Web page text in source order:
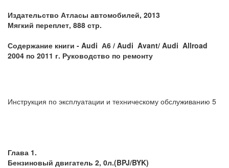
Издательство Атласы автомобилей, 2013
Мягкий переплет, 888 стр.
Содержание книги - Audi А6 / Audi Avant/ Audi Allroad
2004 по 2011 г. Руководство по ремонту
Инструкция по эксплуатации и техническому обслуживанию 5
Глава 1.
Бензиновый двигатель 2, 0л.(BPJ/BYK)